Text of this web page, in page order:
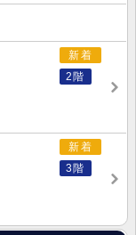
新着
2階
新着
3階